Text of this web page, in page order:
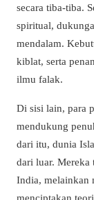
secara tiba-tiba.
spiritual,
mendalam.
kiblat, serta
ilmu falak.
Di sisi lain, para
mendukung
dari itu, dunia
dari luar. Mereka
India, melainkan
menciptakan